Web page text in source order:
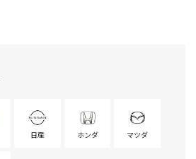
日産 ホンダ マツダ